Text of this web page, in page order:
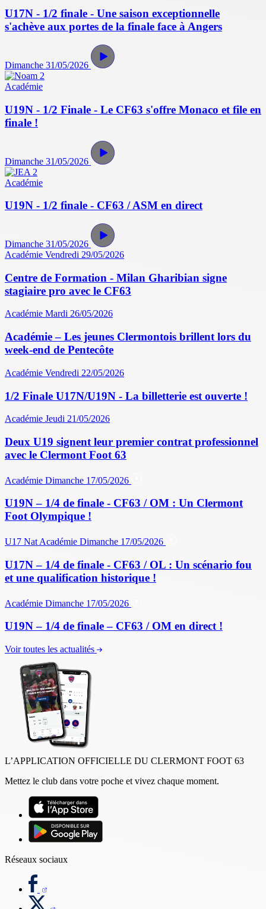
U17N - 1/2 finale - Une saison exceptionnelle
s'achève aux portes de la finale face à Angers
Dimanche 31/05/2026
Académie
U19N - 1/2 Finale - Le CF63 s'offre Monaco et file en
finale !
Dimanche 31/05/2026
Académie
U19N - 1/2 finale - CF63 / ASM en direct
Dimanche 31/05/2026
Académie Vendredi 29/05/2026
Centre de Formation - Milan Gharibian signe
stagiaire pro avec le CF63
Académie Mardi 26/05/2026
Académie – Les jeunes Clermontois brillent lors du
week-end de Pentecôte
Académie Vendredi 22/05/2026
1/2 Finale U17N/U19N - La billetterie est ouverte !
Académie Jeudi 21/05/2026
Deux U19 signent leur premier contrat professionnel
avec le Clermont Foot 63
Académie Dimanche 17/05/2026
U19N – 1/4 de finale - CF63 / OM : Un Clermont
Foot Olympique !
U17 Nat Académie Dimanche 17/05/2026
U17N – 1/4 de finale - CF63 / OL : Un scénario fou
et une qualification historique !
Académie Dimanche 17/05/2026
U19N – 1/4 de finale – CF63 / OM en direct !
Voir toutes les actualités
L’APPLICATION OFFICIELLE DU CLERMONT FOOT 63
Mettez le club dans votre poche et vivez chaque moment.
Réseaux sociaux